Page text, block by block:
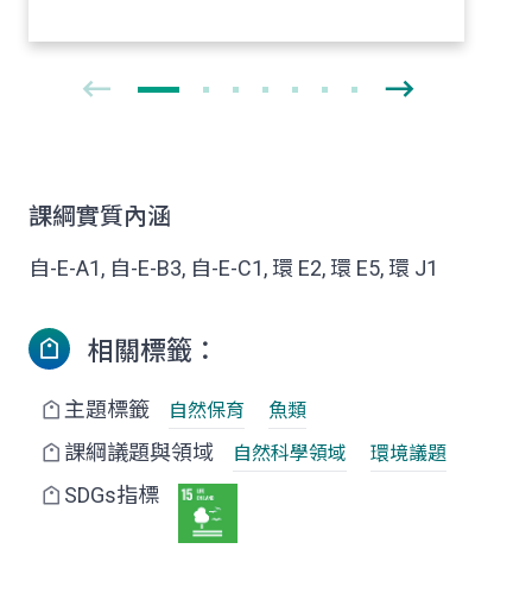
課綱實質內涵
自-E-A1, 自-E-B3, 自-E-C1, 環 E2, 環 E5, 環 J1
相關標籤：
主題標籤 自然保育 魚類
課綱議題與領域 自然科學領域 環境議題
SDGs指標